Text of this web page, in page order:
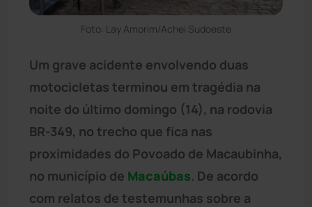
Foto: Lay Amorim/Achei Sudoeste
Um grave acidente envolvendo duas
motocicletas terminou em tragédia na
noite do último domingo (14), na rodovia
BR-349, no trecho que fica nas
proximidades do Povoado de Macaubinha,
no município de Macaúbas. De acordo
com relatos de testemunhas sobre a